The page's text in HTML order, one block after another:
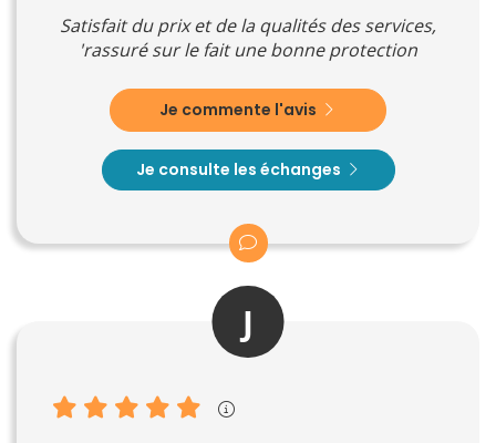
Satisfait du prix et de la qualités des services,
'rassuré sur le fait une bonne protection
Je commente l'avis
Je consulte les échanges
J